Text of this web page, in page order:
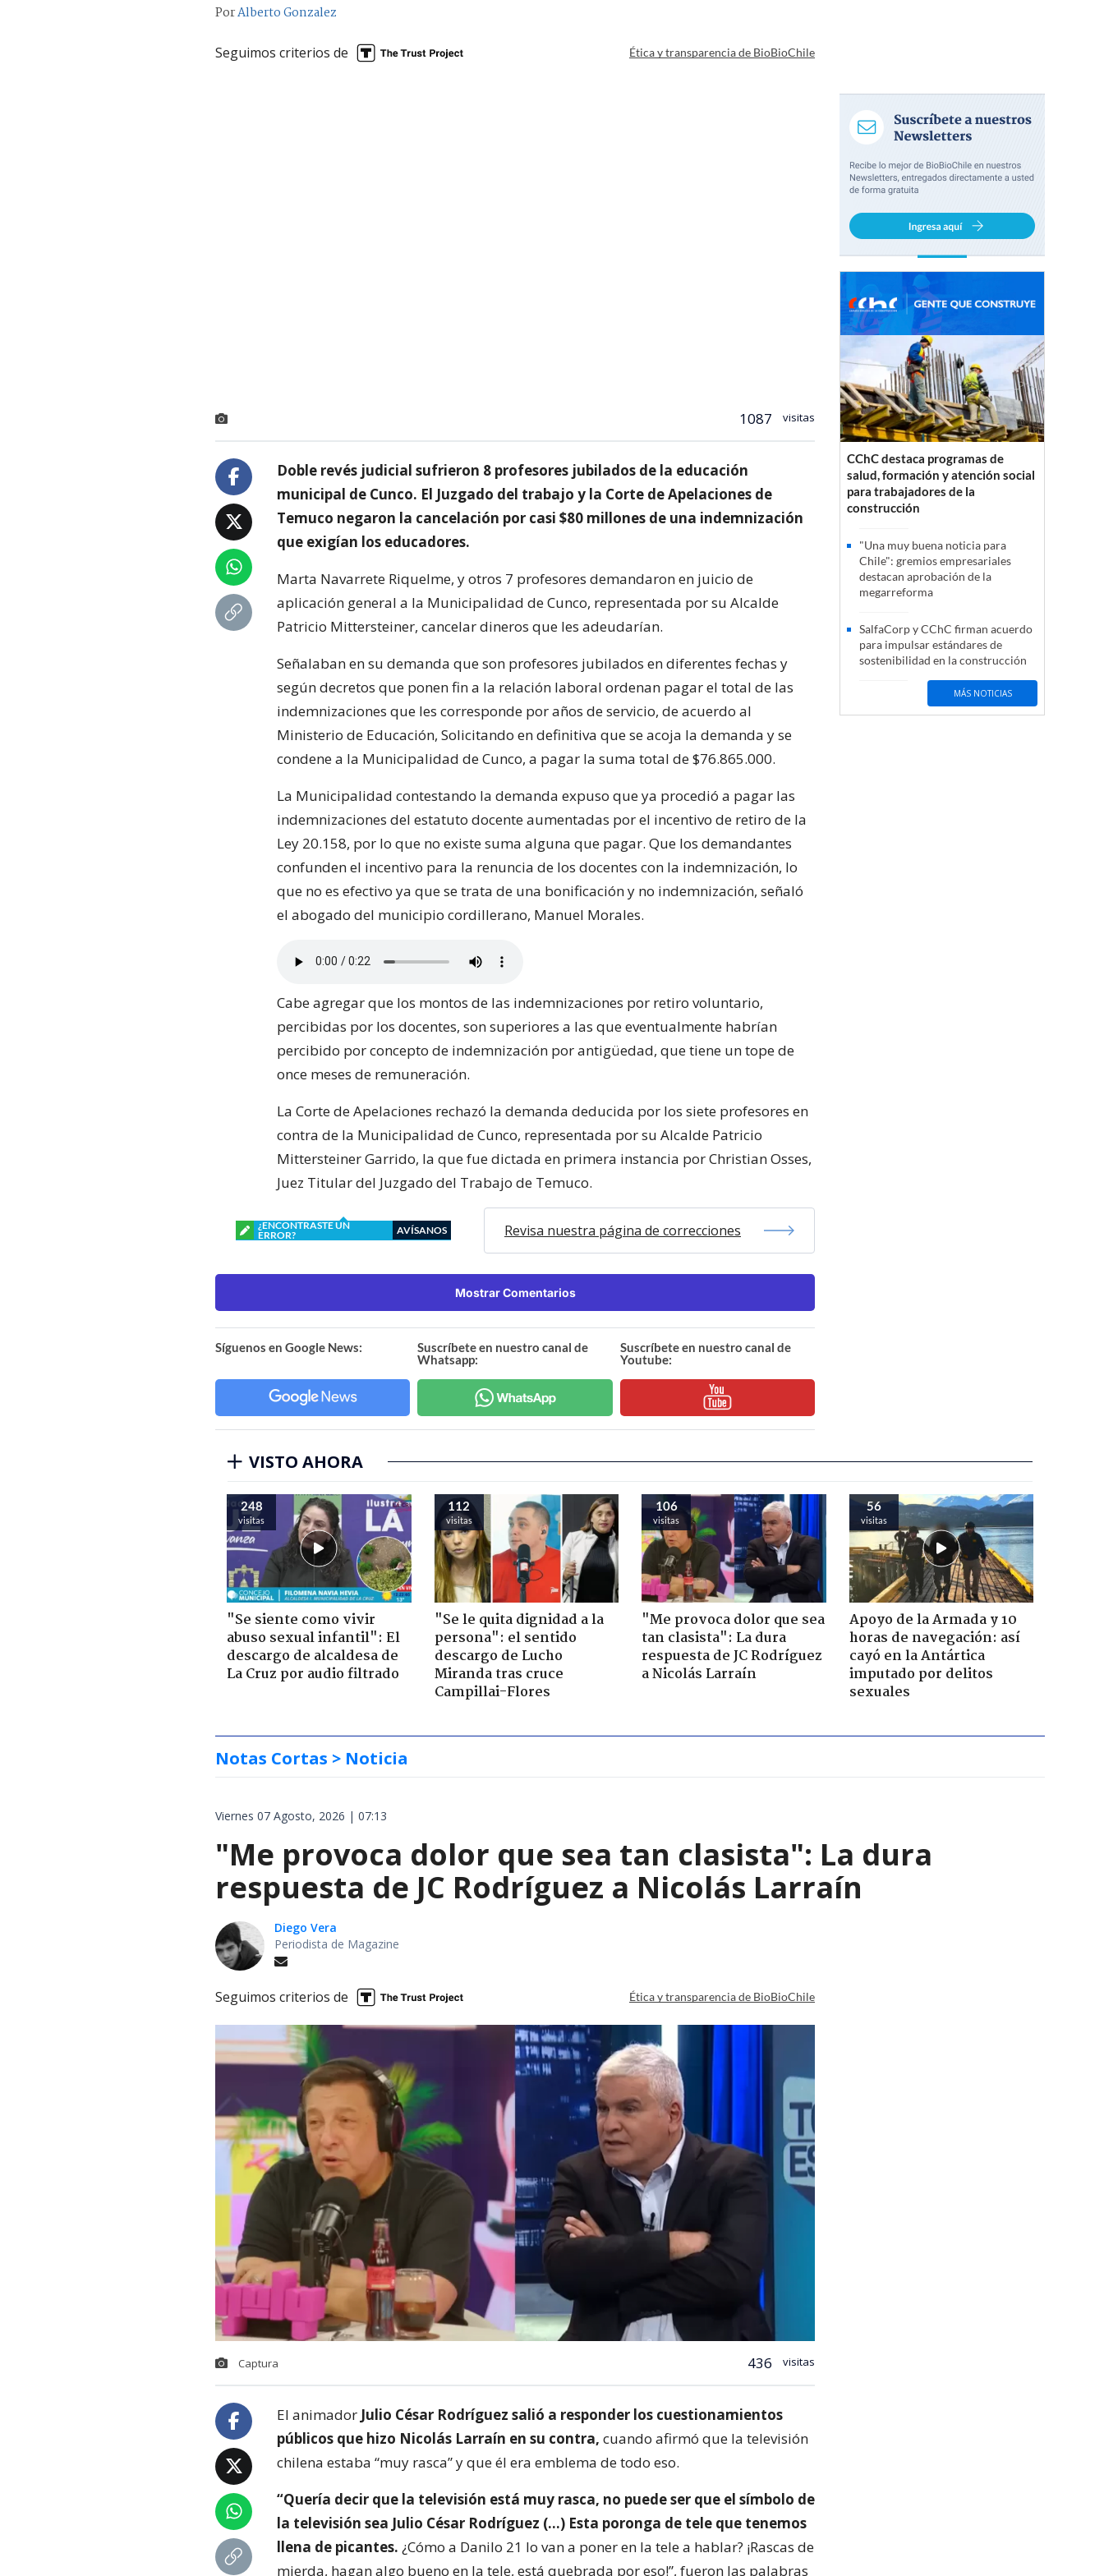
PorAlberto Gonzalez
Seguimos criterios de Ética y transparencia de BioBioChile
1087 visitas
Doble revés judicial sufrieron 8 profesores jubilados de la educación
municipal de Cunco. El Juzgado del trabajo y la Corte de Apelaciones de
Temuco negaron la cancelación por casi $80 millones de una indemnización
que exigían los educadores.
Marta Navarrete Riquelme, y otros 7 profesores demandaron en juicio de
aplicación general a la Municipalidad de Cunco, representada por su Alcalde
Patricio Mittersteiner, cancelar dineros que les adeudarían.
Señalaban en su demanda que son profesores jubilados en diferentes fechas y
según decretos que ponen fin a la relación laboral ordenan pagar el total de las
indemnizaciones que les corresponde por años de servicio, de acuerdo al
Ministerio de Educación, Solicitando en definitiva que se acoja la demanda y se
condene a la Municipalidad de Cunco, a pagar la suma total de $76.865.000.
La Municipalidad contestando la demanda expuso que ya procedió a pagar las
indemnizaciones del estatuto docente aumentadas por el incentivo de retiro de la
Ley 20.158, por lo que no existe suma alguna que pagar. Que los demandantes
confunden el incentivo para la renuncia de los docentes con la indemnización, lo
que no es efectivo ya que se trata de una bonificación y no indemnización, señaló
el abogado del municipio cordillerano, Manuel Morales.
Cabe agregar que los montos de las indemnizaciones por retiro voluntario,
percibidas por los docentes, son superiores a las que eventualmente habrían
percibido por concepto de indemnización por antigüedad, que tiene un tope de
once meses de remuneración.
La Corte de Apelaciones rechazó la demanda deducida por los siete profesores en
contra de la Municipalidad de Cunco, representada por su Alcalde Patricio
Mittersteiner Garrido, la que fue dictada en primera instancia por Christian Osses,
Juez Titular del Juzgado del Trabajo de Temuco.
¿ENCONTRASTE UN
ERROR?
AVÍSANOS Revisa nuestra página de correcciones
Mostrar Comentarios
Síguenos en Google News:
Suscríbete en nuestro canal de
Whatsapp:
Suscríbete en nuestro canal de
Youtube:
CChC destaca programas de
salud, formación y atención social
para trabajadores de la
construcción
"Una muy buena noticia para
Chile": gremios empresariales
destacan aprobación de la
megarreforma
SalfaCorp y CChC firman acuerdo
para impulsar estándares de
sostenibilidad en la construcción
MÁS NOTICIAS
VISTO AHORA
248
visitas
"Se siente como vivir
abuso sexual infantil": El
descargo de alcaldesa de
La Cruz por audio filtrado
112
visitas
"Se le quita dignidad a la
persona": el sentido
descargo de Lucho
Miranda tras cruce
Campillai-Flores
106
visitas
"Me provoca dolor que sea
tan clasista": La dura
respuesta de JC Rodríguez
a Nicolás Larraín
56
visitas
Apoyo de la Armada y 10
horas de navegación: así
cayó en la Antártica
imputado por delitos
sexuales
Notas Cortas > Noticia
Viernes 07 Agosto, 2026 | 07:13
"Me provoca dolor que sea tan clasista": La dura
respuesta de JC Rodríguez a Nicolás Larraín
Diego Vera
Periodista de Magazine
Seguimos criterios de Ética y transparencia de BioBioChile
Captura 436 visitas
El animador Julio César Rodríguez salió a responder los cuestionamientos
públicos que hizo Nicolás Larraín en su contra, cuando afirmó que la televisión
chilena estaba “muy rasca” y que él era emblema de todo eso.
“Quería decir que la televisión está muy rasca, no puede ser que el símbolo de
la televisión sea Julio César Rodríguez (…) Esta poronga de tele que tenemos
llena de picantes. ¿Cómo a Danilo 21 lo van a poner en la tele a hablar? ¡Rascas de
mierda, hagan algo bueno en la tele, está quebrada por eso!”, fueron las palabras